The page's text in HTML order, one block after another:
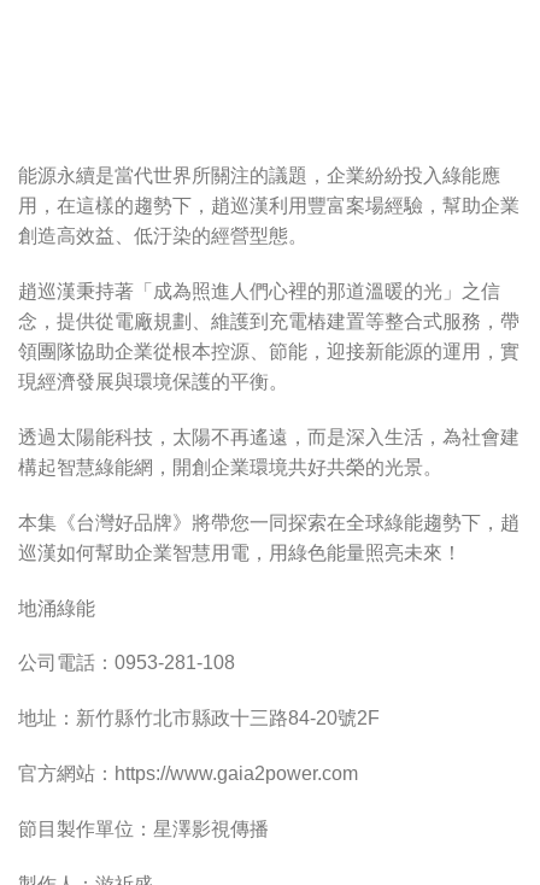
能源永續是當代世界所關注的議題，企業紛紛投入綠能應
用，在這樣的趨勢下，趙巡漢利用豐富案場經驗，幫助企業
創造高效益、低汙染的經營型態。
趙巡漢秉持著「成為照進人們心裡的那道溫暖的光」之信
念，提供從電廠規劃、維護到充電樁建置等整合式服務，帶
領團隊協助企業從根本控源、節能，迎接新能源的運用，實
現經濟發展與環境保護的平衡。
透過太陽能科技，太陽不再遙遠，而是深入生活，為社會建
構起智慧綠能網，開創企業環境共好共榮的光景。
本集《台灣好品牌》將帶您一同探索在全球綠能趨勢下，趙
巡漢如何幫助企業智慧用電，用綠色能量照亮未來！
地涌綠能
公司電話：0953-281-108
地址：新竹縣竹北市縣政十三路84-20號2F
官方網站：https://www.gaia2power.com
節目製作單位：星澤影視傳播